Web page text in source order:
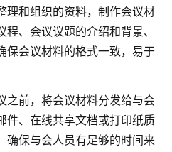
理和组织的资料，制作会议材
、会议议题的介绍和背景、
保会议材料的格式一致，易于
之前，将会议材料分发给与会
件、在线共享文档或打印纸质
确保与会人员有足够的时间来